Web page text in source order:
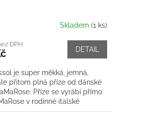
Skladem (1 ks)
DPH
DETAIL
je super měkká, jemná,
přitom plná příze od dánské
Příze se vyrábí přímo
v rodinné italské
s ohledem na životní...